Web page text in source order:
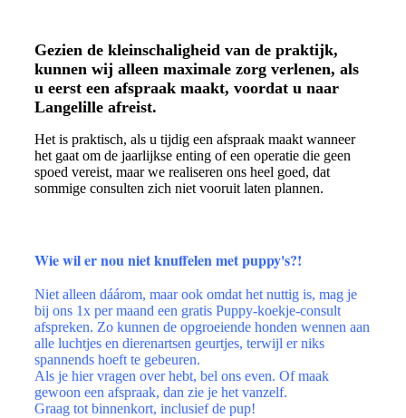
Gezien de kleinschaligheid van de praktijk,
kunnen wij alleen maximale zorg verlenen, als
u eerst een afspraak maakt, voordat u naar
Langelille afreist.
Het is praktisch, als u tijdig een afspraak maakt wanneer
het gaat om de jaarlijkse enting of een operatie die geen
spoed vereist, maar we realiseren ons heel goed, dat
sommige consulten zich niet vooruit laten plannen.
Wie wil er nou niet knuffelen met puppy's?!
Niet alleen dáárom, maar ook omdat het nuttig is, mag je
bij ons 1x per maand een gratis Puppy-koekje-consult
afspreken. Zo kunnen de opgroeiende honden wennen aan
alle luchtjes en dierenartsen geurtjes, terwijl er niks
spannends hoeft te gebeuren.
Als je hier vragen over hebt, bel ons even. Of maak
gewoon een afspraak, dan zie je het vanzelf.
Graag tot binnenkort, inclusief de pup!